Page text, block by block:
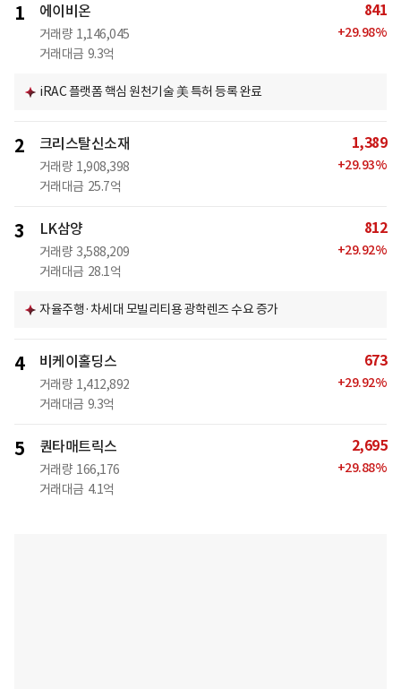
1 에이비온
거래량 1,146,045
거래대금 9.3억
841
+29.98%
iRAC 플랫폼 핵심 원천기술 美 특허 등록 완료
2 크리스탈신소재
거래량 1,908,398
거래대금 25.7억
1,389
+29.93%
3 LK삼양
거래량 3,588,209
거래대금 28.1억
812
+29.92%
자율주행·차세대 모빌리티용 광학렌즈 수요 증가
4 비케이홀딩스
거래량 1,412,892
거래대금 9.3억
673
+29.92%
5 퀀타매트릭스
거래량 166,176
거래대금 4.1억
2,695
+29.88%